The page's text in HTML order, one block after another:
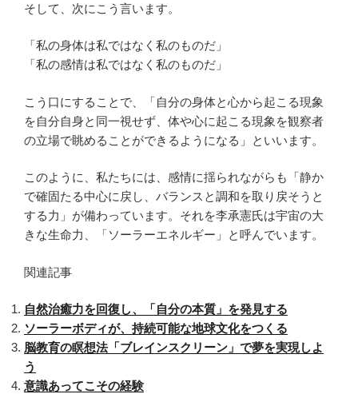
そして、次にこう言います。
「私の身体は私ではなく私のものだ」
「私の感情は私ではなく私のものだ」
こう口にすることで、「自分の身体と心から起こる現象
を自分自身と同一視せず、体や心に起こる現象を観察者
の立場で眺めることができるようになる」といいます。
このように、私たちには、感情に揺られながらも「静か
で確固たる中心に戻し、バランスと調和を取り戻そうと
する力」が備わっています。それを李承憲氏は宇宙の大
きな生命力、「ソーラーエネルギー」と呼んでいます。
関連記事
自然治癒力を回復し、「自分の本質」を発見する
ソーラーボディが、持続可能な地球文化をつくる
脳教育の瞑想法「ブレインスクリーン」で夢を実現しよ
う
意識あってこその経験